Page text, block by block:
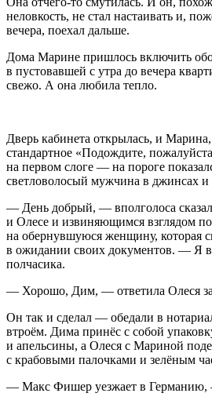
неловкость, не стал настаивать и,
вечера, поехал дальше.
Дома Марине пришлось включить
в пустовавшей с утра до вечера
свежо. А она любила тепло.
Дверь кабинета открылась, и Марина,
стандартное «Подождите,
на первом слоге — на пороге
светловолосый мужчина в джинсах и
— День добрый, — вполголоса
и Олесе и извиняющимся взглядом
на обернувшуюся женщину, которая
в ожидании своих документов. — Я в
полчасика.
— Хорошо, Дим, — ответила Олеся
Он так и сделал — обедали в
втроём. Дима принёс с собой
и апельсины, а Олеся с Мариной
с крабовыми палочками и зелёным
— Макс Фишер уезжает в